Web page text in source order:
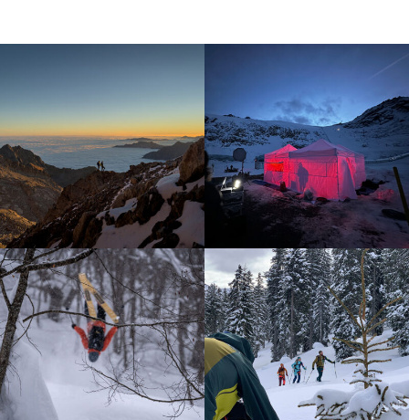
Ortovox Far &
Light
Seealpen
Kitten
Production
Moon Boot
Sölden
Snowmads
Kastanistan
Ortovox
Safety
Academy Lab